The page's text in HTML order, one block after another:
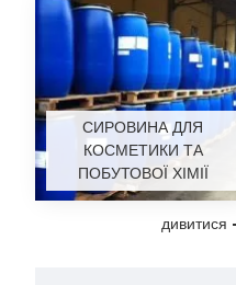
СИРОВИНА ДЛЯ
КОСМЕТИКИ ТА
ПОБУТОВОЇ ХІМІЇ
дивитися